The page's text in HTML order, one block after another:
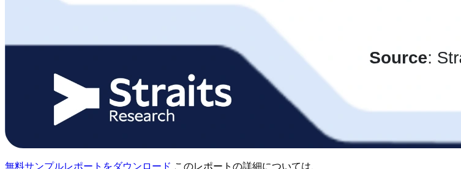
無料サンプルレポートをダウンロード このレポートの詳細については、